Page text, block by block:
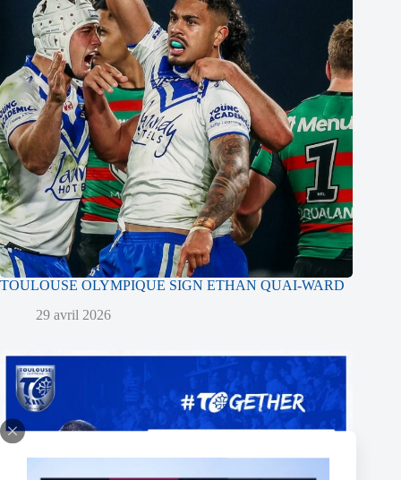
TOULOUSE OLYMPIQUE SIGN ETHAN QUAI-WARD
29 avril 2026